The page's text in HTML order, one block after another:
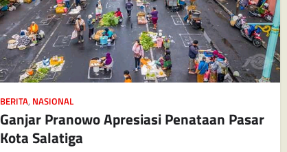
BERITA, NASIONAL
Ganjar Pranowo Apresiasi Penataan Pasar
Kota Salatiga